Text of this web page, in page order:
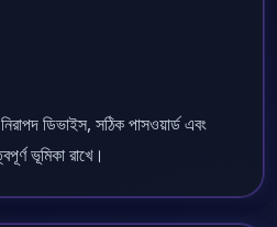
ডিভাইস, সঠিক পাসওয়ার্ড এবং
ভূমিকা রাখে।